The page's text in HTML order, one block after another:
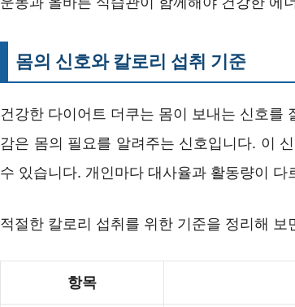
몸의 신호와 칼로리 섭취 기준
건강한 다이어트 더쿠는 몸이 보내는 신호를
감은 몸의 필요를 알려주는 신호입니다. 이
수 있습니다. 개인마다 대사율과 활동량이
적절한 칼로리 섭취를 위한 기준을 정리해 보
항목